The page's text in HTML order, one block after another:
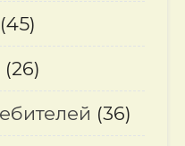
(45)
(26)
(36)